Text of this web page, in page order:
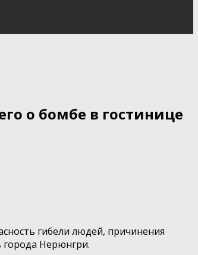
о бомбе в гостинице
гибели людей, причинения
Нерюнгри.